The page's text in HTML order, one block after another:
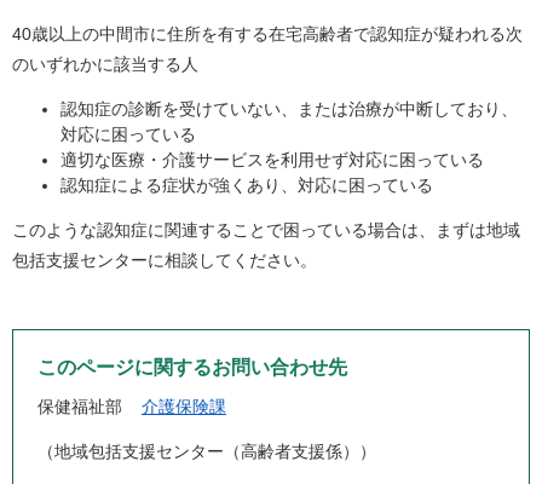
40歳以上の中間市に住所を有する在宅高齢者で認知症が疑われる次
のいずれかに該当する人
認知症の診断を受けていない、または治療が中断しており、
対応に困っている
適切な医療・介護サービスを利用せず対応に困っている
認知症による症状が強くあり、対応に困っている
このような認知症に関連することで困っている場合は、まずは地域
包括支援センターに相談してください。
このページに関するお問い合わせ先
保健福祉部 介護保険課
地域包括支援センター（高齢者支援係）